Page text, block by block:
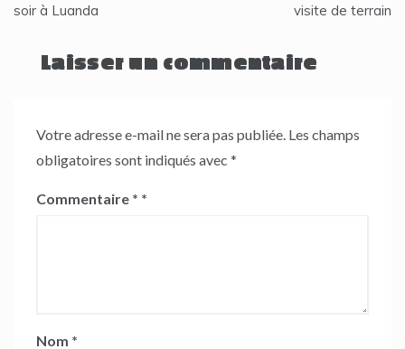
l’article
soir à Luanda
visite de terrain
Laisser un commentaire
Votre adresse e-mail ne sera pas publiée. Les champs
obligatoires sont indiqués avec *
Commentaire *
Nom *